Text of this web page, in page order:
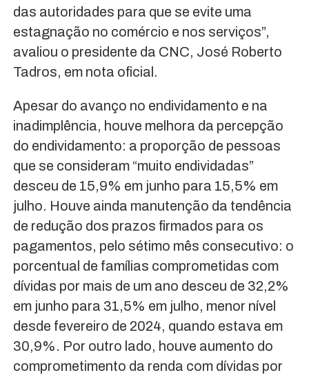
das autoridades para que se evite uma
estagnação no comércio e nos serviços”,
avaliou o presidente da CNC, José Roberto
Tadros, em nota oficial.
Apesar do avanço no endividamento e na
inadimplência, houve melhora da percepção
do endividamento: a proporção de pessoas
que se consideram “muito endividadas”
desceu de 15,9% em junho para 15,5% em
julho. Houve ainda manutenção da tendência
de redução dos prazos firmados para os
pagamentos, pelo sétimo mês consecutivo: o
porcentual de famílias comprometidas com
dívidas por mais de um ano desceu de 32,2%
em junho para 31,5% em julho, menor nível
desde fevereiro de 2024, quando estava em
30,9%. Por outro lado, houve aumento do
comprometimento da renda com dívidas por